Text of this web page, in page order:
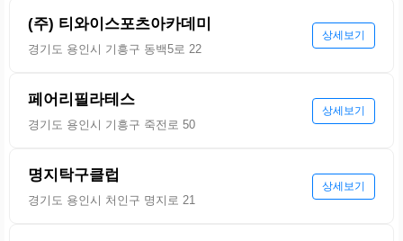
(주) 티와이스포츠아카데미
경기도 용인시 기흥구 동백5로 22
상세보기
페어리필라테스
경기도 용인시 기흥구 죽전로 50
상세보기
명지탁구클럽
경기도 용인시 처인구 명지로 21
상세보기